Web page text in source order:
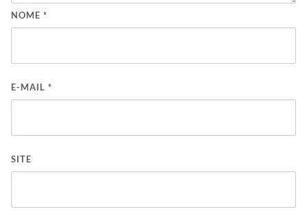
NOME *
E-MAIL *
SITE